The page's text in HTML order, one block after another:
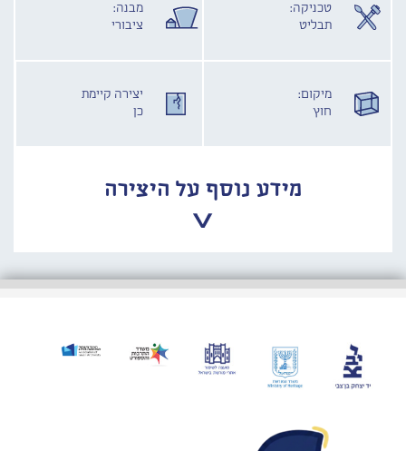
טכניקה:
תבליט
מבנה:
ציבורי
מיקום:
חוץ
יצירה קיימת
כן
מידע נוסף על היצירה